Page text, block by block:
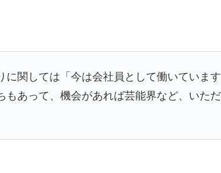
に関しては「今は会社員として働いていま
もあって、機会があれば芸能界など、いた